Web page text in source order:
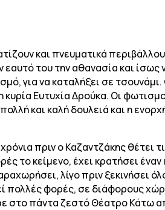
και πνευματικά
του την αθανασία και ίσως
για να καταλήξει σε τσουνάμι.
Ευτυχία Δρούκα. Οι
και καλή δουλειά και η
πριν ο Καζαντζάκης θέτει
το κείμενο, έχει κρατήσει
λίγο πριν ξεκινήσει
πολλές φορές, σε διάφορους
στο πάντα ζεστό Θέατρο Κάτω